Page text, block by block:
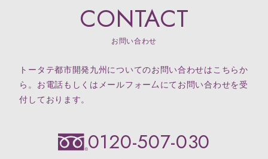
CONTACT
お問い合わせ
トータテ都市開発九州についてのお問い合わせはこちらか
ら。お電話もしくはメールフォー厶にてお問い合わせを受
付しております。
0120-507-030